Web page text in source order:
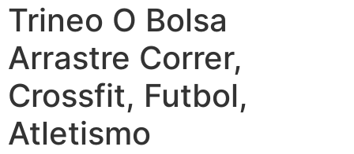
Trineo O Bolsa
Arrastre Correr,
Crossfit, Futbol,
Atletismo